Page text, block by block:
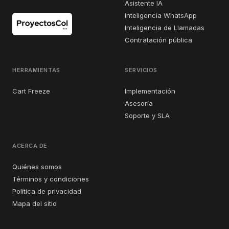
Asistente IA
Inteligencia WhatsApp
Inteligencia de Llamadas
Contratación pública
HERRAMIENTAS
Cart Freeze
SERVICIOS
Implementación
Asesoría
Soporte y SLA
ACERCA DE
Quiénes somos
Términos y condiciones
Política de privacidad
Mapa del sitio